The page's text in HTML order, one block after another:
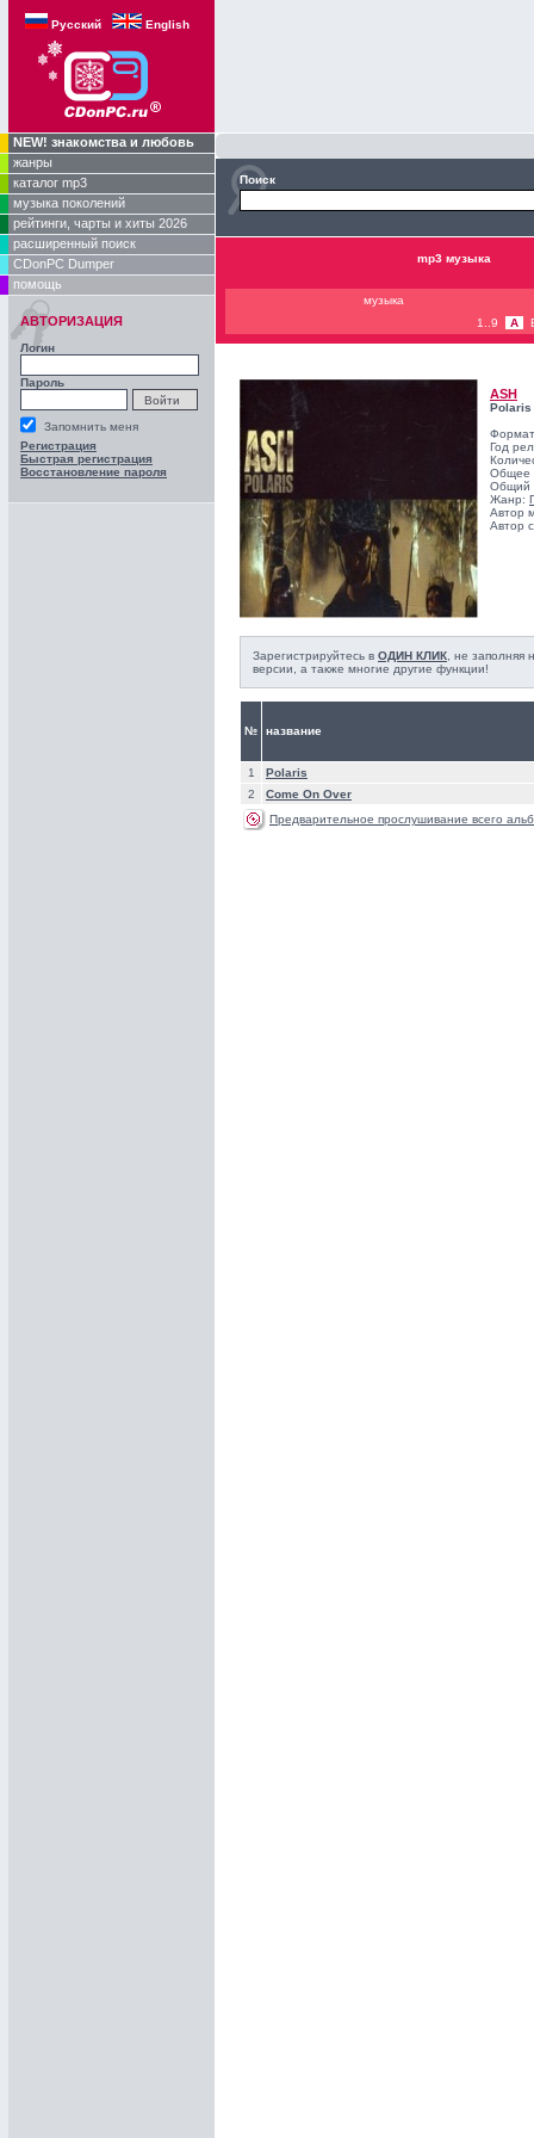
Русский English
NEW! знакомства и любовь
жанры
каталог mp3
музыка поколений
рейтинги, чарты и хиты 2026
расширенный поиск
CDonPC Dumper
помощь
АВТОРИЗАЦИЯ
Логин
Пароль
Запомнить меня
Регистрация
Быстрая регистрация
Восстановление пароля
Поиск
mp3 музыка
музыка
1..9
A
ASH
Polaris
Год
Общее
Общий
Жанр:
Автор
Автор
Зарегистрируйтесь в ОДИН КЛИК , не
версии, а также многие другие функции!
№ название
1
Polaris
2
Come On Over
Предварительное прослушивание всего